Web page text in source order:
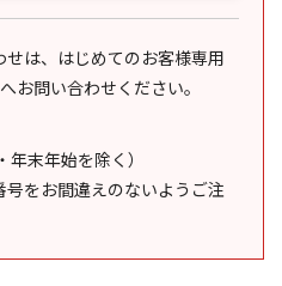
は、はじめてのお客様専用
へお問い合わせください。
末年始を除く）
号をお間違えのないようご注